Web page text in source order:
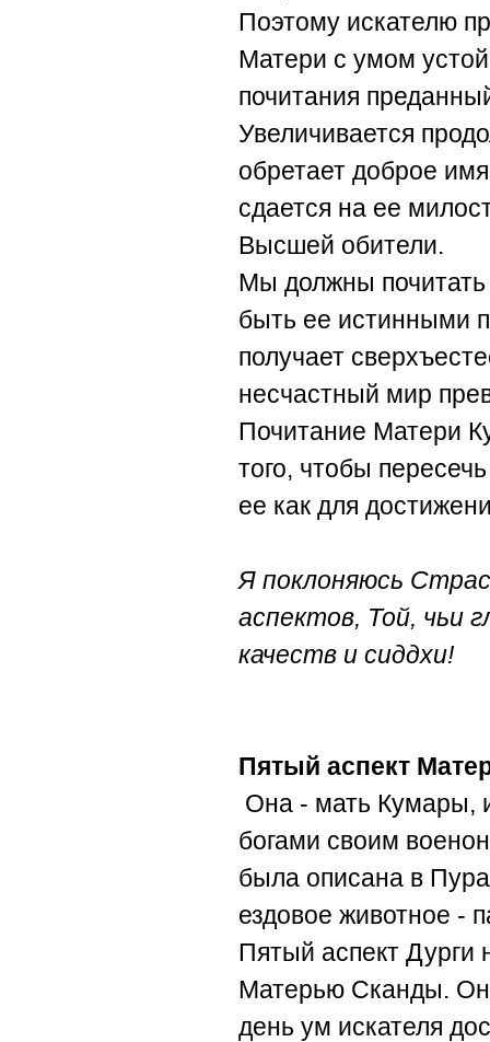
Поэтому искателю
Матери с умом
почитания
Увеличивается
обретает доброе
сдается на ее
Высшей обители.
Мы должны
быть ее истинными
получает
несчастный мир
Почитание Матери
того, чтобы
ее как для
Я поклоняюсь
аспектов, Той, чьи
качеств и сиддхи!
Пятый аспект
Она - мать Кумары,
богами своим
была описана в
ездовое животное -
Пятый аспект Дурги
Матерью Сканды.
день ум искателя